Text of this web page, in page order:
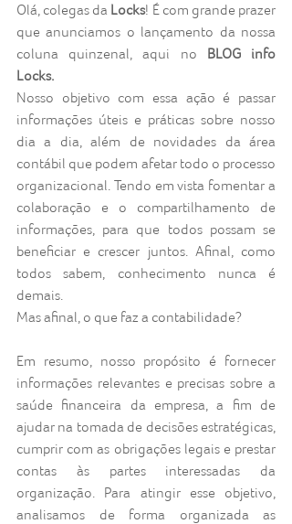
Olá, colegas da Locks! É com grande prazer
que anunciamos o lançamento da nossa
coluna quinzenal, aqui no BLOG info
Locks.
Nosso objetivo com essa ação é passar
informações úteis e práticas sobre nosso
dia a dia, além de novidades da área
contábil que podem afetar todo o processo
organizacional. Tendo em vista fomentar a
colaboração e o compartilhamento de
informações, para que todos possam se
beneficiar e crescer juntos. Afinal, como
todos sabem, conhecimento nunca é
demais.
Mas afinal, o que faz a contabilidade?
Em resumo, nosso propósito é fornecer
informações relevantes e precisas sobre a
saúde financeira da empresa, a fim de
ajudar na tomada de decisões estratégicas,
cumprir com as obrigações legais e prestar
contas às partes interessadas da
organização. Para atingir esse objetivo,
analisamos de forma organizada as